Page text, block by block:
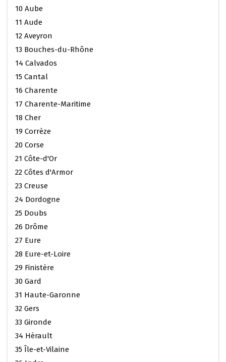
10 Aube
11 Aude
12 Aveyron
13 Bouches-du-Rhône
14 Calvados
15 Cantal
16 Charente
17 Charente-Maritime
18 Cher
19 Corrèze
20 Corse
21 Côte-d'Or
22 Côtes d'Armor
23 Creuse
24 Dordogne
25 Doubs
26 Drôme
27 Eure
28 Eure-et-Loire
29 Finistère
30 Gard
31 Haute-Garonne
32 Gers
33 Gironde
34 Hérault
35 Île-et-Vilaine